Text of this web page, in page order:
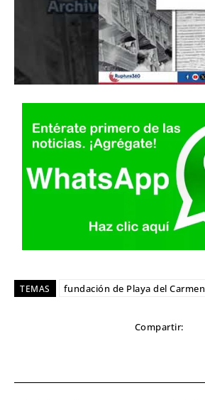
TEMAS fundación de Playa del Carmen
Compartir: